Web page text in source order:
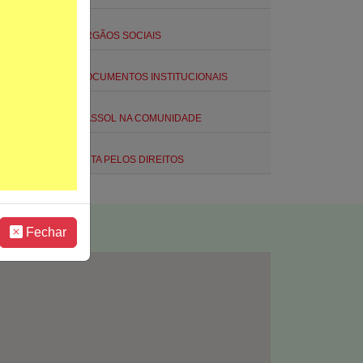
ORGÃOS SOCIAIS
DOCUMENTOS INSTITUCIONAIS
A ASSOL NA COMUNIDADE
LUTA PELOS DIREITOS
Fechar